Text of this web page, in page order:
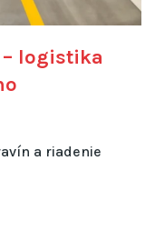
– logistika